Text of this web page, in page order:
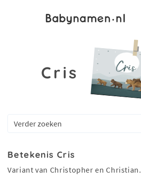
Cris
Betekenis Cris
Variant van Christopher en Christian.